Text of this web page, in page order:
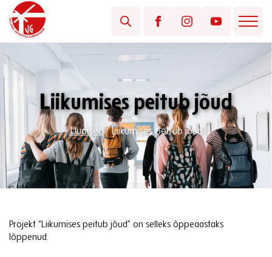
Liikumises peitub jõud
Uudised/Liikumises peitub jõud
Projekt “Liikumises peitub jõud” on selleks õppeaastaks
lõppenud.